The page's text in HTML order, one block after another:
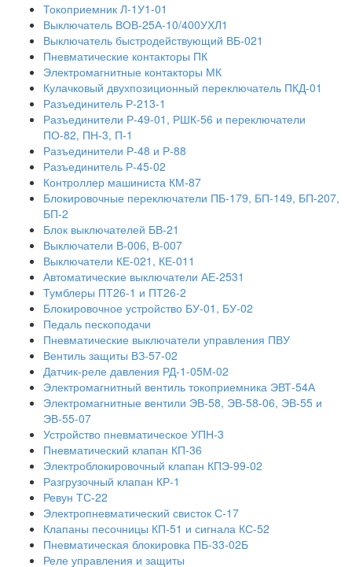
Токоприемник Л-1У1-01
Выключатель ВОВ-25А-10/400УХЛ1
Выключатель быстродействующий ВБ-021
Пневматические контакторы ПК
Электромагнитные контакторы МК
Кулачковый двухпозиционный переключатель ПКД-01
Разъединитель Р-213-1
Разъединители Р-49-01, РШК-56 и переключатели
ПО-82, ПН-3, П-1
Разъединители Р-48 и Р-88
Разъединитель Р-45-02
Контроллер машиниста КМ-87
Блокировочные переключатели ПБ-179, БП-149, БП-207,
БП-2
Блок выключателей БВ-21
Выключатели В-006, В-007
Выключатели КЕ-021, КЕ-011
Автоматические выключатели АЕ-2531
Тумблеры ПТ26-1 и ПТ26-2
Блокировочное устройство БУ-01, БУ-02
Педаль пескоподачи
Пневматические выключатели управления ПВУ
Вентиль защиты ВЗ-57-02
Датчик-реле давления РД-1-05М-02
Электромагнитный вентиль токоприемника ЭВТ-54А
Электромагнитные вентили ЭВ-58, ЭВ-58-06, ЭВ-55 и
ЭВ-55-07
Устройство пневматическое УПН-3
Пневматический клапан КП-36
Электроблокировочный клапан КПЭ-99-02
Разгрузочный клапан КР-1
Ревун ТС-22
Электропневматический свисток С-17
Клапаны песочницы КП-51 и сигнала КС-52
Пневматическая блокировка ПБ-33-02Б
Реле управления и защиты